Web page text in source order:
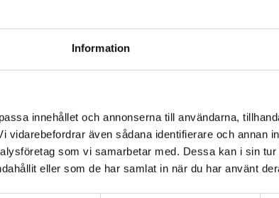
Information
innehållet och annonserna till användarna,
vidarebefordrar även sådana identifierare och annan
som vi samarbetar med. Dessa kan i sin
eller som de har samlat in när du har använt
fraktregion
som att du besöker studentlitteratur.se via en
Sverige. Vi erbjuder inte leveranser utanför
att kunna slutföra ett köp måste
vara i Sverige.Läs mer
hela boken.
Författare